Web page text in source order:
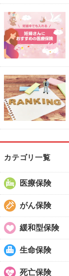
カテゴリ一覧
医療保険
がん保険
緩和型保険
生命保険
死亡保険